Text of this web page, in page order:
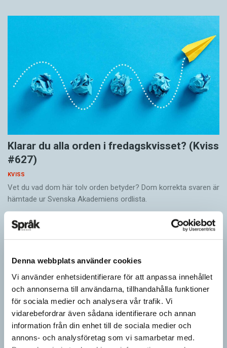
Denna webbplats använder cookies
Vi använder enhetsidentifierare för att anpassa innehållet
och annonserna till användarna, tillhandahålla funktioner
för sociala medier och analysera vår trafik. Vi
vidarebefordrar även sådana identifierare och annan
information från din enhet till de sociala medier och
annons- och analysföretag som vi samarbetar med.
Klarar du alla orden i fredagskvisset? (Kviss
#627)
KVISS
Vet du vad dom här tolv orden betyder? Dom korrekta svaren är
hämtade ur Svenska Akademiens ordlista.